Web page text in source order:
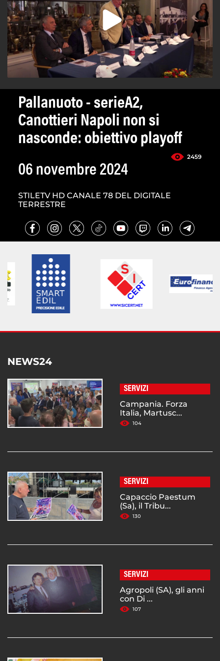
Pallanuoto - serieA2,
Canottieri Napoli non si
nasconde: obiettivo playoff
2459
06 novembre 2024
STILETV HD CANALE 78 DEL DIGITALE
TERRESTRE
NEWS24
SERVIZI
Campania. Forza
Italia, Martusc...
104
SERVIZI
Capaccio Paestum
(Sa), il Tribu...
130
SERVIZI
Agropoli (SA), gli anni
con Di ...
107